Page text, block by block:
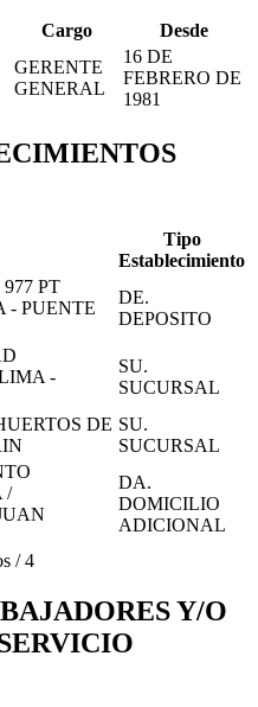
Cargo
Desde
GERENTE
GENERAL
16 DE
FEBRERO DE
1981
Tipo
Establecimiento
PT
- PUENTE
DE.
DEPOSITO
-
SU.
SUCURSAL
DE SU.
SUCURSAL
/
DA.
DOMICILIO
ADICIONAL
/4
Y/O